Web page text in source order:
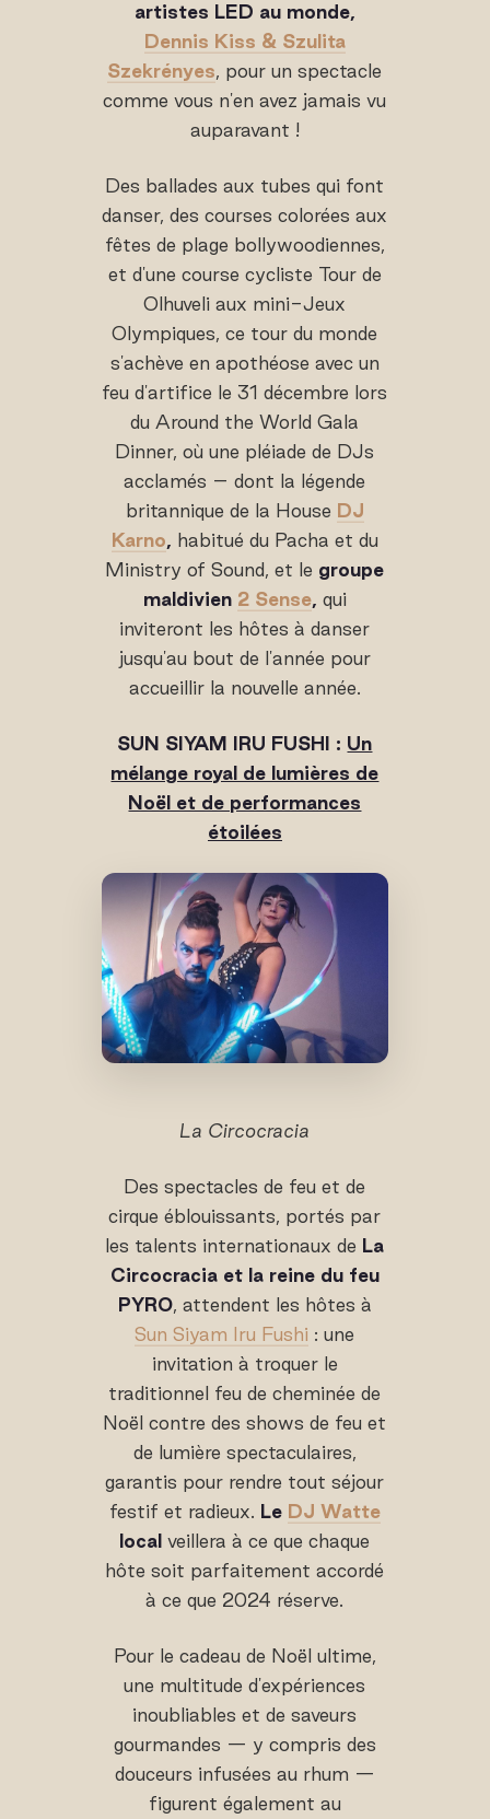
artistes LED au monde,
Dennis Kiss & Szulita
Szekrényes, pour un spectacle
comme vous n'en avez jamais vu
auparavant !
Des ballades aux tubes qui font
danser, des courses colorées aux
fêtes de plage bollywoodiennes,
et d'une course cycliste Tour de
Olhuveli aux mini-Jeux
Olympiques, ce tour du monde
s'achève en apothéose avec un
feu d'artifice le 31 décembre lors
du Around the World Gala
Dinner, où une pléiade de DJs
acclamés – dont la légende
britannique de la House DJ
Karno, habitué du Pacha et du
Ministry of Sound, et le groupe
maldivien 2 Sense, qui
inviteront les hôtes à danser
jusqu'au bout de l'année pour
accueillir la nouvelle année.
SUN SIYAM IRU FUSHI : Un
mélange royal de lumières de
Noël et de performances
étoilées
La Circocracia
Des spectacles de feu et de
cirque éblouissants, portés par
les talents internationaux de La
Circocracia et la reine du feu
PYRO, attendent les hôtes à
Sun Siyam Iru Fushi : une
invitation à troquer le
traditionnel feu de cheminée de
Noël contre des shows de feu et
de lumière spectaculaires,
garantis pour rendre tout séjour
festif et radieux. Le DJ Watte
local veillera à ce que chaque
hôte soit parfaitement accordé
à ce que 2024 réserve.
Pour le cadeau de Noël ultime,
une multitude d'expériences
inoubliables et de saveurs
gourmandes — y compris des
douceurs infusées au rhum —
figurent également au